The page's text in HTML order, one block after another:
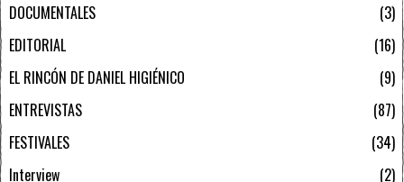
DOCUMENTALES
3
EDITORIAL
16
EL RINCÓN DE DANIEL HIGIÉNICO
9
ENTREVISTAS
87
FESTIVALES
34
Interview
2